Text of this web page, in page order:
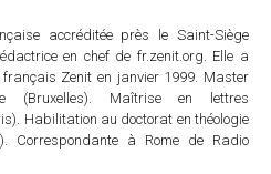
accréditée près le Saint-Siège
en chef de fr.zenit.org. Elle a
français Zenit en janvier 1999. Master
(Bruxelles). Maîtrise en lettres
Habilitation au doctorat en théologie
Correspondante à Rome de Radio